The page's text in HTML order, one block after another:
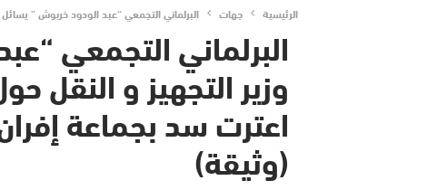
الرئيسية جهات البرلماني التجمعي “عبد الودود خربوش ”
البرلماني التجمعي
وزير التجهيز و النقل
اعترت سد بجماعة
(وثيقة)